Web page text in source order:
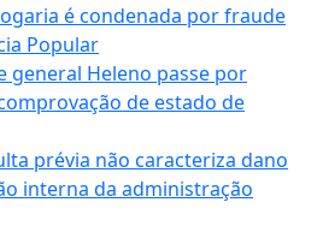
é condenada por fraude
Popular
general Heleno passe por
de estado de
prévia não caracteriza dano
interna da administração